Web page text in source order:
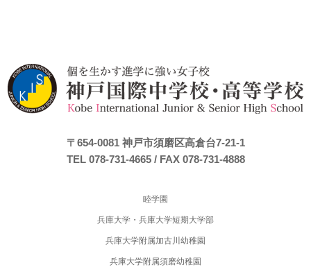
〒654-0081 神戸市須磨区高倉台7-21-1
TEL 078-731-4665/ FAX 078-731-4888
睦学園
兵庫大学・兵庫大学短期大学部
兵庫大学附属加古川幼稚園
兵庫大学附属須磨幼稚園